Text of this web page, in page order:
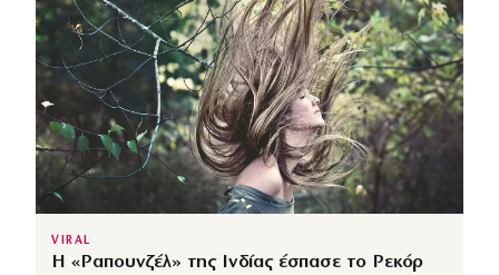
VIRAL
Η «Ραπουνζέλ» της Ινδίας έσπασε το Ρεκόρ